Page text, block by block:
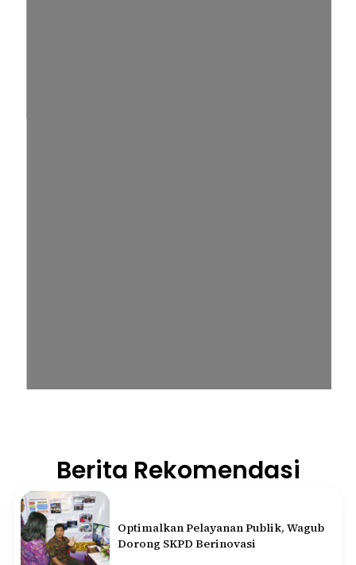
Berita Rekomendasi
Optimalkan Pelayanan Publik, Wagub
Dorong SKPD Berinovasi